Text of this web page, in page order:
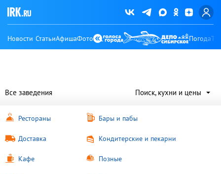
Новости СтатьиАфишаФото Погода
Поиск, кухни и цены
Все заведения
Рестораны Бары и пабы
Доставка Кондитерские и пекарни
Кафе Позные